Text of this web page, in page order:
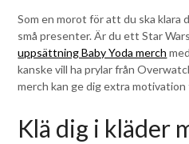
Som en morot för att du ska klara
små presenter. Är du ett Star
uppsättning Baby Yoda merch
kanske vill ha prylar från
merch kan ge dig extra
Klä dig i kläder